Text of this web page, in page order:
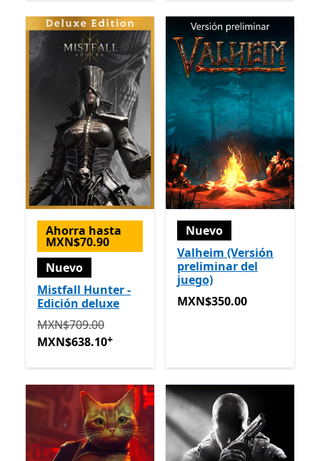
Ahorra hasta
MXN$70.90
Nuevo
Mistfall Hunter -
Edición deluxe
Originalmente MXN$709.00 ahora MXN$638.10
MXN$709.00
MXN$638.10+
Nuevo
Valheim (Versión
preliminar del
juego)
MXN$350.00
MXN$350.00